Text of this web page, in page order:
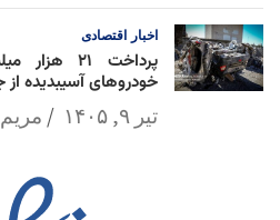
اخبار اقتصادی
پرداخت
خودروهای آسیبدیده
تیر ۹, ۱۴۰۵